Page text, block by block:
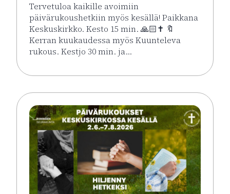
Tervetuloa kaikille avoimiin
päivärukoushetkiin myös kesällä! Paikkana
Keskuskirkko. Kesto 15 min. 🙏🏻✝️ 🔖
Kerran kuukaudessa myös Kuunteleva
rukous. Kestjo 30 min. ja…
Lue lisää tapahtumasta Kesän rukoushetket